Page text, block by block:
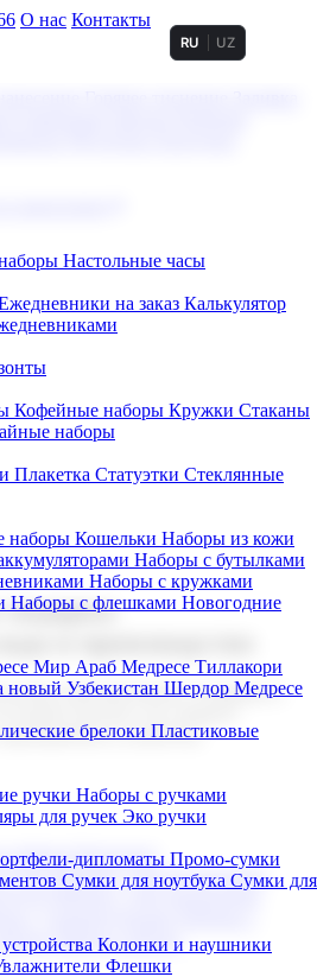
О нас Контакты
RU UZ
Настольные часы
на заказ Калькулятор
Кофейные наборы Кружки Стаканы
наборы
Плакетка Статуэтки Стеклянные
наборы Кошельки Наборы из кожи
Наборы с бутылками
Наборы с кружками
Наборы с флешками Новогодние
Мир Араб Медресе Тиллакори
новый Узбекистан Шердор Медресе
брелоки Пластиковые
ручки Наборы с ручками
для ручек Эко ручки
дипломаты Промо-сумки
Сумки для ноутбука Сумки для
Колонки и наушники
Флешки
и производство
корпоративных подарков и
каталоге вы найдете
и клиентов.
наборы Кошельки
Наборы с аккумуляторами
Наборы с ежедневниками
Чайные наборы